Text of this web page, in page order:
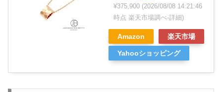
¥375,900 (2026/08/08 14:21:46
時点 楽天市場調べ-詳細)
Amazon 楽天市場
Yahooショッピング